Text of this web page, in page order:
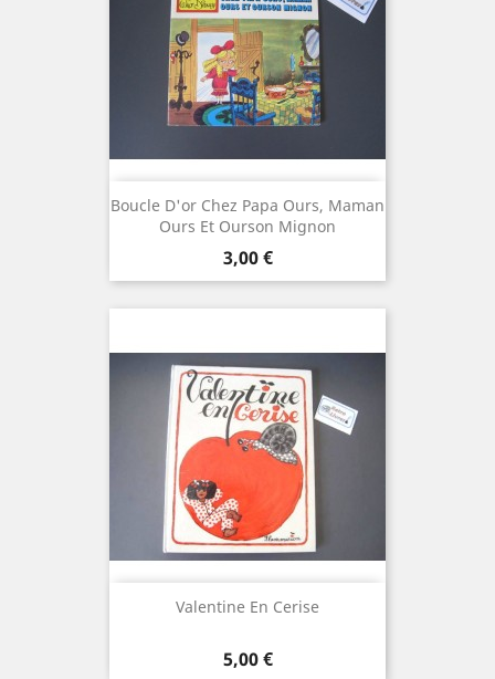
Boucle D'or Chez Papa Ours, Maman
Ours Et Ourson Mignon
Prix
3,00 €
Valentine En Cerise
Prix
5,00 €